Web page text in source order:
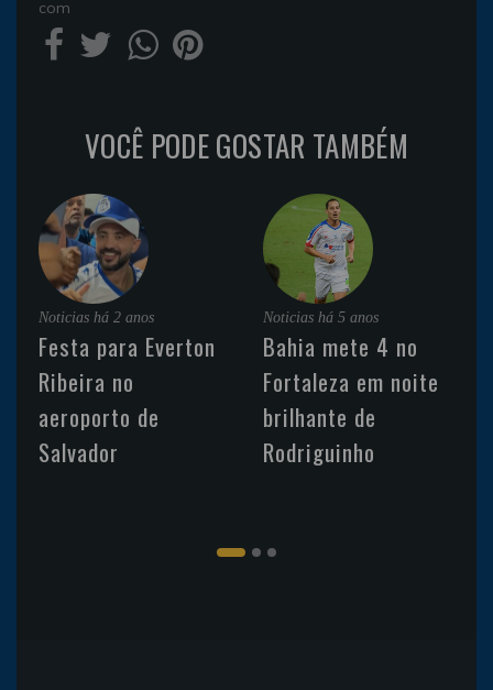
com
VOCÊ PODE GOSTAR TAMBÉM
Noticias há 2 anos
Festa para Everton
Ribeira no
aeroporto de
Salvador
Noticias há 5 anos
Bahia mete 4 no
Fortaleza em noite
brilhante de
Rodriguinho